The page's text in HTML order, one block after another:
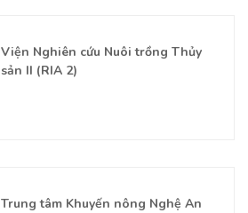
Viện Nghiên cứu Nuôi trồng Thủy
sản II (RIA 2)
Trung tâm Khuyến nông Nghệ An